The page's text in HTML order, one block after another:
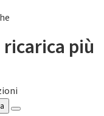
più